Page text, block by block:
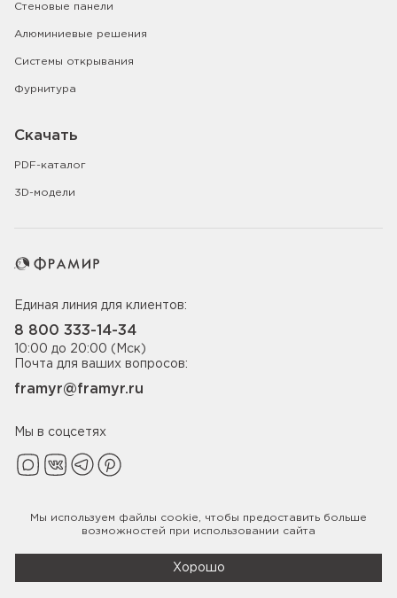
Стеновые панели
Алюминиевые решения
Системы открывания
Фурнитура
Скачать
PDF-каталог
3D-модели
Единая линия для клиентов:
8 800 333-14-34
10:00 до 20:00 (Мск)
Почта для ваших вопросов:
framyr@framyr.ru
Мы в соцсетях
Политика конфиденциальности
Мы используем файлы cookie , чтобы предоставить больше
возможностей при использовании сайта
Хорошо